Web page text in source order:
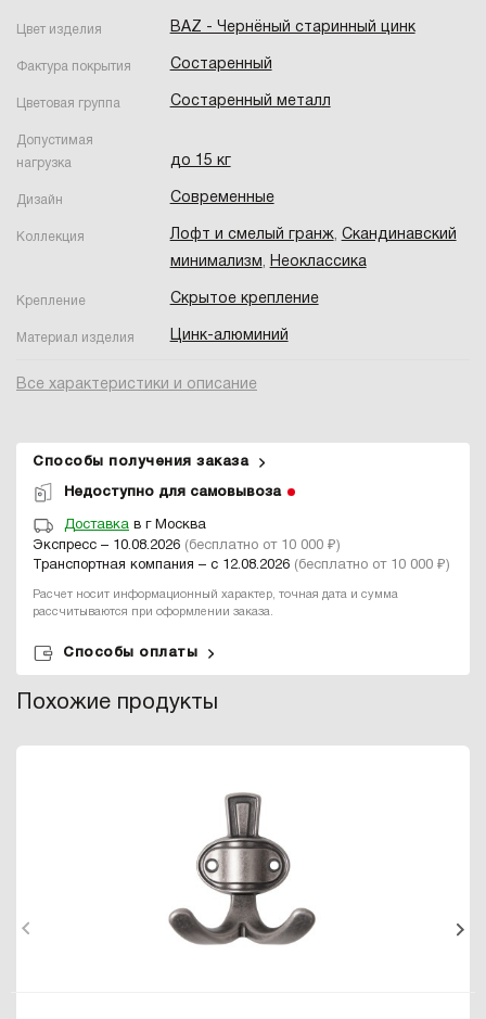
Цвет изделия BAZ - Чернёный старинный цинк
Фактура покрытия Состаренный
Цветовая группа Состаренный металл
Допустимая
нагрузка
до 15 кг
Дизайн Современные
Коллекция Лофт и смелый гранж, Скандинавский
минимализм, Неоклассика
Крепление Скрытое крепление
Материал изделия Цинк-алюминий
Все характеристики и описание
Способы получения заказа
Недоступно для самовывоза
Доставка в г Москва
Экспресс – 10.08.2026 (бесплатно от 10 000 ₽)
Транспортная компания – с 12.08.2026 (бесплатно от 10 000 ₽)
Расчет носит информационный характер, точная дата и сумма
рассчитываются при оформлении заказа.
Способы оплаты
Похожие продукты